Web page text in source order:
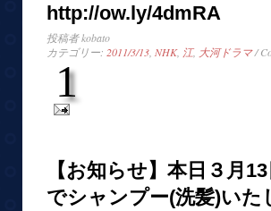
http://ow.ly/4dmRA
投稿者kobato
カテゴリー: 2011/3/13 NHK, 江, 大河ドラマ/
1
【お知らせ】本日３月
でシャンプー(洗髪)いた